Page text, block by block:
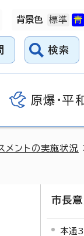
背景色
検索
原爆・平
メントの実施状況
市長
本通